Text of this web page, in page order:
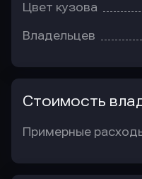
Цвет кузова
Владельцев
Стоимость
Примерные